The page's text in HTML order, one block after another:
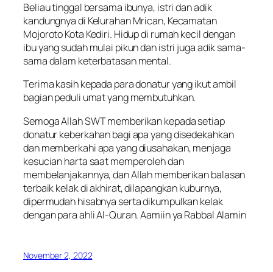
Beliau tinggal bersama ibunya, istri dan adik
kandungnya di Kelurahan Mrican, Kecamatan
Mojoroto Kota Kediri. Hidup di rumah kecil dengan
ibu yang sudah mulai pikun dan istri juga adik sama-
sama dalam keterbatasan mental.
Terima kasih kepada para donatur yang ikut ambil
bagian peduli umat yang membutuhkan.
Semoga Allah SWT memberikan kepada setiap
donatur keberkahan bagi apa yang disedekahkan
dan memberkahi apa yang diusahakan, menjaga
kesucian harta saat memperoleh dan
membelanjakannya, dan Allah memberikan balasan
terbaik kelak di akhirat, dilapangkan kuburnya,
dipermudah hisabnya serta dikumpulkan kelak
dengan para ahli Al-Quran. Aamiin ya Rabbal Alamin
November 2, 2022